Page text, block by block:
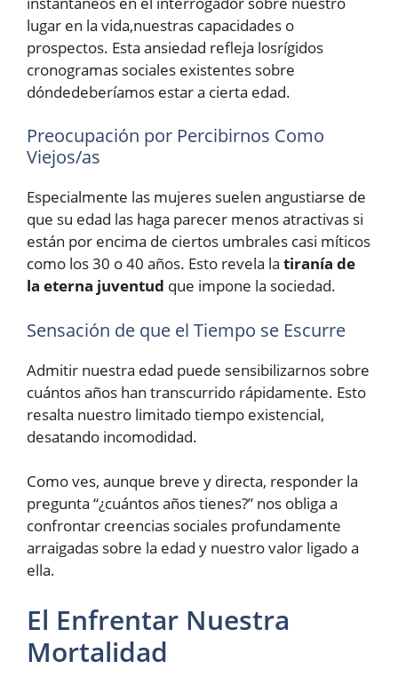
lugar en la vida,nuestras capacidades o
prospectos. Esta ansiedad refleja losrígidos
cronogramas sociales existentes sobre
dóndedeberíamos estar a cierta edad.
Preocupación por Percibirnos Como
Viejos/as
Especialmente las mujeres suelen angustiarse de
que su edad las haga parecer menos atractivas si
están por encima de ciertos umbrales casi míticos
como los 30 o 40 años. Esto revela la tiranía de
la eterna juventud que impone la sociedad.
Sensación de que el Tiempo se Escurre
Admitir nuestra edad puede sensibilizarnos sobre
cuántos años han transcurrido rápidamente. Esto
resalta nuestro limitado tiempo existencial,
desatando incomodidad.
Como ves, aunque breve y directa, responder la
pregunta “¿cuántos años tienes?” nos obliga a
confrontar creencias sociales profundamente
arraigadas sobre la edad y nuestro valor ligado a
ella.
El Enfrentar Nuestra
Mortalidad